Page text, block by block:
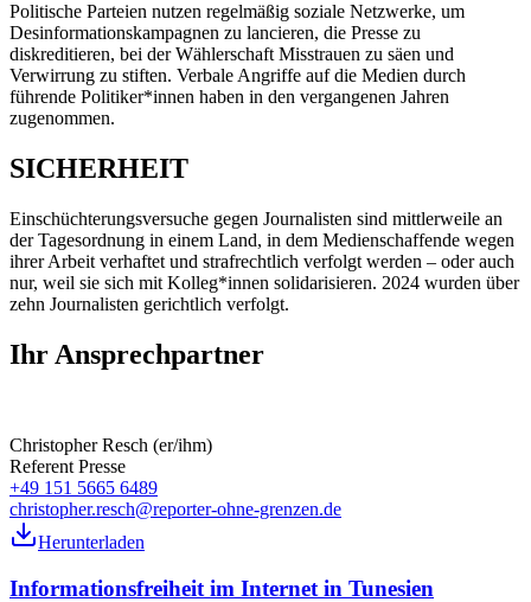
Politische Parteien nutzen regelmäßig soziale Netzwerke, um
Desinformationskampagnen zu lancieren, die Presse zu
diskreditieren, bei der Wählerschaft Misstrauen zu säen und
Verwirrung zu stiften. Verbale Angriffe auf die Medien durch
führende Politiker*innen haben in den vergangenen Jahren
zugenommen.
SICHERHEIT
Einschüchterungsversuche gegen Journalisten sind mittlerweile an
der Tagesordnung in einem Land, in dem Medienschaffende wegen
ihrer Arbeit verhaftet und strafrechtlich verfolgt werden – oder auch
nur, weil sie sich mit Kolleg*innen solidarisieren. 2024 wurden über
zehn Journalisten gerichtlich verfolgt.
Ihr Ansprechpartner
Christopher Resch (er/ihm)
Referent Presse
+49 151 5665 6489
christopher.resch@reporter-ohne-grenzen.de
Herunterladen
Informationsfreiheit im Internet in Tunesien